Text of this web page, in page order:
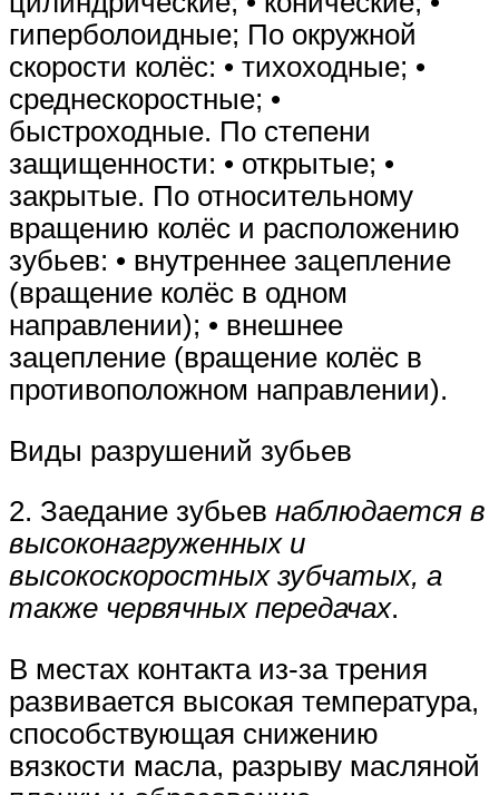
гиперболоидные; По окружной
скорости колёс: • тихоходные; •
среднескоростные; •
быстроходные. По степени
защищенности: • открытые; •
закрытые. По относительному
вращению колёс и расположению
зубьев: • внутреннее зацепление
(вращение колёс в одном
направлении); • внешнее
зацепление (вращение колёс в
противоположном направлении).
Виды разрушений зубьев
2. Заедание зубьев наблюдается в
высоконагруженных и
высокоскоростных зубчатых, а
также червячных передачах.
В местах контакта из-за трения
развивается высокая температура,
способствующая снижению
вязкости масла, разрыву масляной